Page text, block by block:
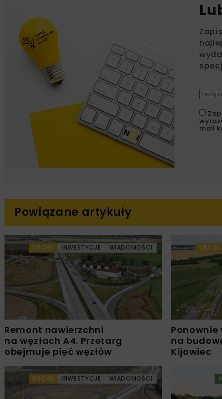
mail
Powiązane artykuły
DROGI INWESTYCJE WIADOMOŚCI
Remont nawierzchni
na węzłach A4. Przetarg
obejmuje pięć węzłów
DROGI
na
Kijowiec
DROGI INWESTYCJE WIADOMOŚCI